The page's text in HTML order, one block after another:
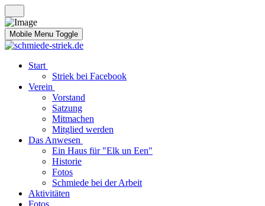
Mobile Menu Toggle
Start
Striek bei Facebook
Verein
Vorstand
Satzung
Mitmachen
Mitglied werden
Das Anwesen
Ein Haus für "Elk un Een"
Historie
Fotos
Schmiede bei der Arbeit
Aktivitäten
Fotos